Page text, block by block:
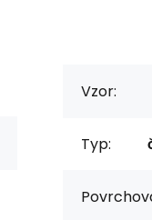
Vzor:
Typ: